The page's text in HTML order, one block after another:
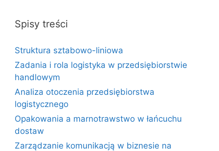
Spisy treści
Struktura sztabowo-liniowa
Zadania i rola logistyka w przedsiębiorstwie
handlowym
Analiza otoczenia przedsiębiorstwa
logistycznego
Opakowania a marnotrawstwo w łańcuchu
dostaw
Zarządzanie komunikacją w biznesie na